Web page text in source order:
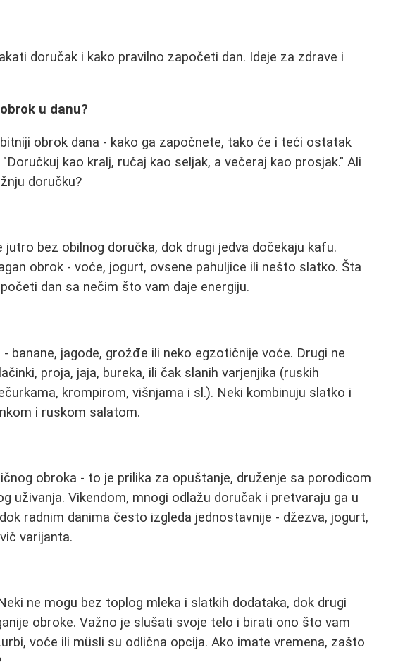
doručak i kako pravilno započeti dan. Ideje za zdrave i
u danu?
obrok dana - kako ga započnete, tako će i teći ostatak
kao kralj, ručaj kao seljak, a večeraj kao prosjak." Ali
doručku?
jutro bez obilnog doručka, dok drugi jedva dočekaju kafu.
obrok - voće, jogurt, ovsene pahuljice ili nešto slatko. Šta
dan sa nečim što vam daje energiju.
banane, jagode, grožđe ili neko egzotičnije voće. Drugi ne
proja, jaja, bureka, ili čak slanih varjenjika (ruskih
krompirom, višnjama i sl.). Neki kombinuju slatko i
i ruskom salatom.
obroka - to je prilika za opuštanje, druženje sa porodicom
uživanja. Vikendom, mnogi odlažu doručak i pretvaraju ga u
radnim danima često izgleda jednostavnije - džezva, jogurt,
varijanta.
ne mogu bez toplog mleka i slatkih dodataka, dok drugi
obroke. Važno je slušati svoje telo i birati ono što vam
voće ili müsli su odlična opcija. Ako imate vremena, zašto